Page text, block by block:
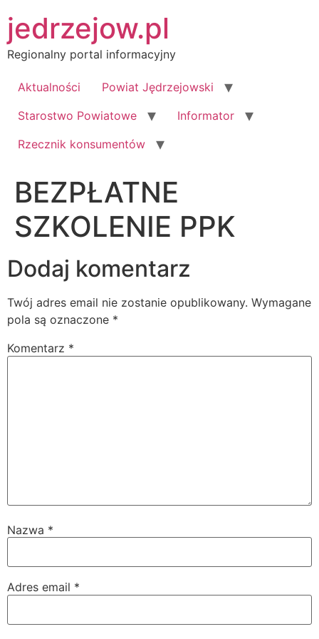
do
treści
jedrzejow.pl
Regionalny portal informacyjny
Aktualności
Powiat Jędrzejowski
Starostwo Powiatowe
Informator
Rzecznik konsumentów
BEZPŁATNE
SZKOLENIE PPK
Dodaj komentarz
Twój adres email nie zostanie opublikowany. Wymagane
pola są oznaczone *
Komentarz *
Nazwa *
Adres email *